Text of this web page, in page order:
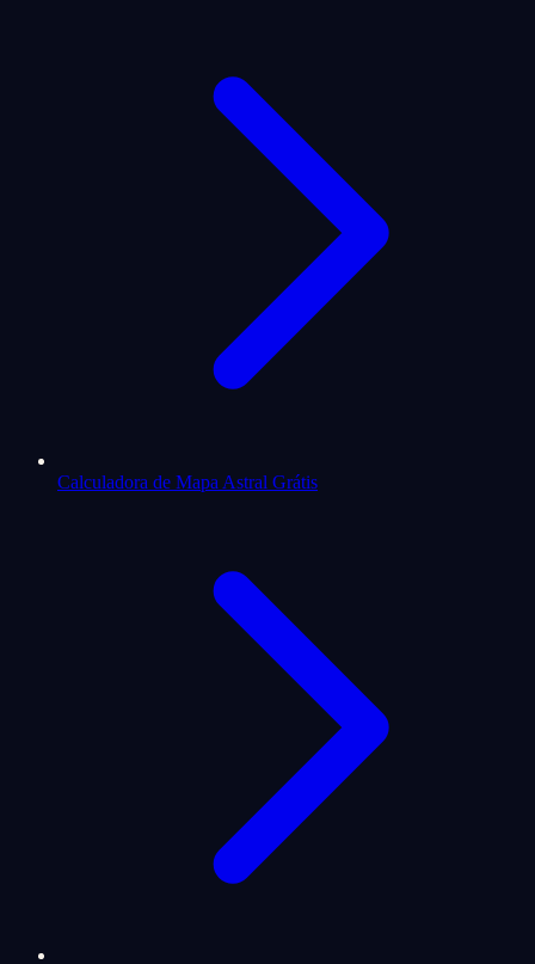
Calculadora de Mapa Astral Grátis